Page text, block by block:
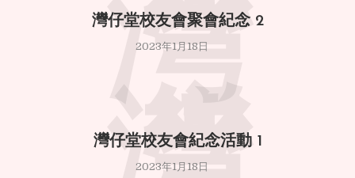
灣仔堂校友會聚會紀念 2
2023年1月18日
灣
灣仔堂校友會紀念活動 1
2023年1月18日